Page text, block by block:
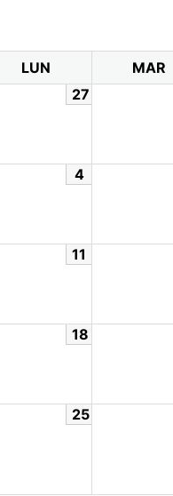
LUN MAR
27
4
11
18
25